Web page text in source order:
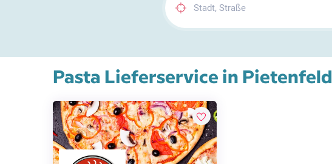
Pasta Lieferservice in Pietenfeld